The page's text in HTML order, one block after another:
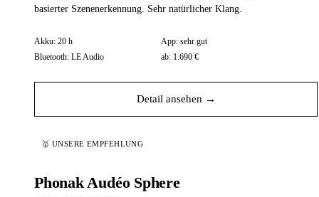
basierter Szenenerkennung. Sehr natürlicher Klang.
Akku: 20 h App: sehr gut
Bluetooth: LE Audio ab: 1.690 €
Detail ansehen →
🥇 UNSERE EMPFEHLUNG
Phonak Audéo Sphere